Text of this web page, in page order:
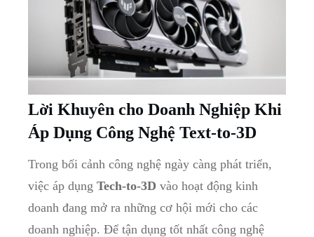
Lời Khuyên cho Doanh Nghiệp Khi
Áp Dụng Công Nghệ Text-to-3D
Trong bối cảnh công nghệ ngày càng phát triển,
việc áp dụng Tech-to-3D vào hoạt động kinh
doanh đang mở ra những cơ hội mới cho các
doanh nghiệp. Để tận dụng tốt nhất công nghệ